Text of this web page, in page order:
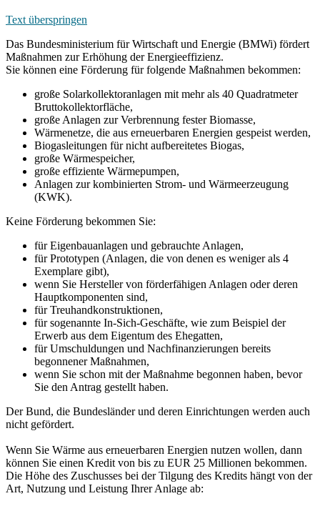
Text überspringen
Das Bundesministerium für Wirtschaft und Energie (BMWi) fördert
Maßnahmen zur Erhöhung der Energieeffizienz.
Sie können eine Förderung für folgende Maßnahmen bekommen:
große Solarkollektoranlagen mit mehr als 40 Quadratmeter
Bruttokollektorfläche,
große Anlagen zur Verbrennung fester Biomasse,
Wärmenetze, die aus erneuerbaren Energien gespeist werden,
Biogasleitungen für nicht aufbereitetes Biogas,
große Wärmespeicher,
große effiziente Wärmepumpen,
Anlagen zur kombinierten Strom- und Wärmeerzeugung
(KWK).
Keine Förderung bekommen Sie:
für Eigenbauanlagen und gebrauchte Anlagen,
für Prototypen (Anlagen, die von denen es weniger als 4
Exemplare gibt),
wenn Sie Hersteller von förderfähigen Anlagen oder deren
Hauptkomponenten sind,
für Treuhandkonstruktionen,
für sogenannte In-Sich-Geschäfte, wie zum Beispiel der
Erwerb aus dem Eigentum des Ehegatten,
für Umschuldungen und Nachfinanzierungen bereits
begonnener Maßnahmen,
wenn Sie schon mit der Maßnahme begonnen haben, bevor
Sie den Antrag gestellt haben.
Der Bund, die Bundesländer und deren Einrichtungen werden auch
nicht gefördert.
Wenn Sie Wärme aus erneuerbaren Energien nutzen wollen, dann
können Sie einen Kredit von bis zu EUR 25 Millionen bekommen.
Die Höhe des Zuschusses bei der Tilgung des Kredits hängt von der
Art, Nutzung und Leistung Ihrer Anlage ab: